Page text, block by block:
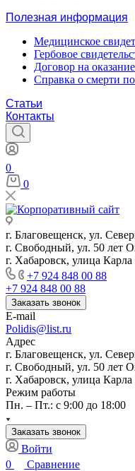
Полезная информация
Медицинское
Гербовое
Договор на
Справка о смерти
Статьи
Контакты
0
0
г. Благовещенск, ул.
г. Свободный, ул. 50 лет
г. Хабаровск, улица
+7 924 848 00 88
+7 924 848 00 88
Заказать звонок
E-mail
Polidis@list.ru
Адрес
г. Благовещенск, ул.
г. Свободный, ул. 50 лет
г. Хабаровск, улица
Режим работы
Пн. – Пт.: с 9:00 до 18:00
Заказать звонок
Войти
0
Сравнение